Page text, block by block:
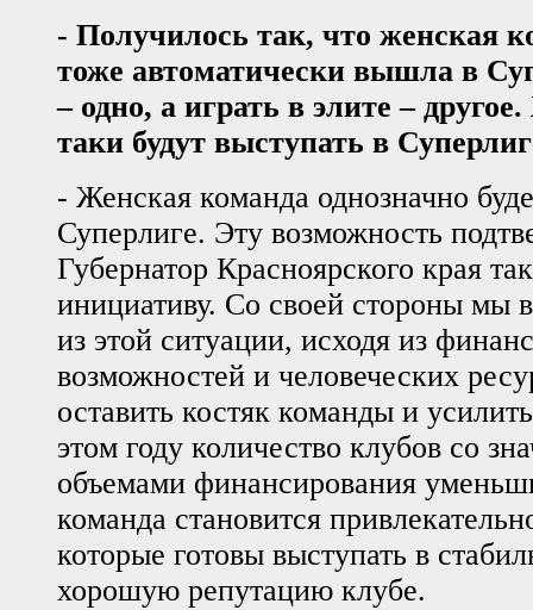
- Получилось так, что женская
тоже автоматически вышла в
– одно, а играть в элите – другое.
таки будут выступать в
- Женская команда однозначно
Суперлиге. Эту возможность
Губернатор Красноярского края
инициативу. Со своей стороны
из этой ситуации, исходя из
возможностей и человеческих
оставить костяк команды и
этом году количество клубов со
объемами финансирования
команда становится
которые готовы выступать в
хорошую репутацию клубе.